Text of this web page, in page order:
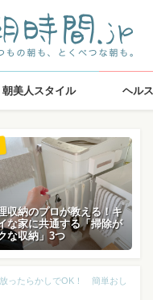
朝美人スタイル ヘル
収納のプロが教える！キ
な家に共通する「掃除が
な収納」3つ
ったらかしでOK！ 簡単おし